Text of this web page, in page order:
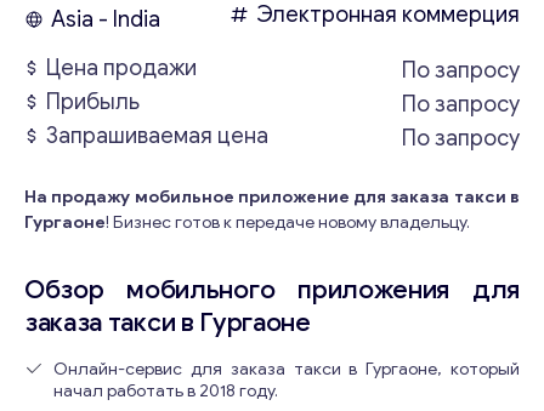
Asia - India
Электронная коммерция
Цена продажи
По запросу
Прибыль
По запросу
Запрашиваемая цена
По запросу
На продажу мобильное приложение для заказа такси в
Гургаоне! Бизнес готов к передаче новому владельцу.
Обзор мобильного приложения для
заказа такси в Гургаоне
Онлайн-сервис для заказа такси в Гургаоне, который
начал работать в 2018 году.